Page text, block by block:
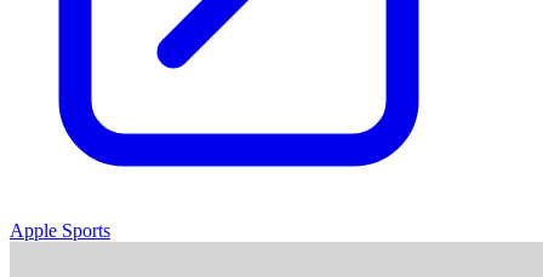
Apple Sports